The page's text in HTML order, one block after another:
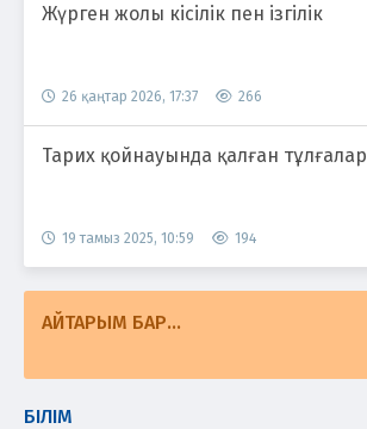
Жүрген жолы кісілік пен ізгілік
26 қаңтар 2026, 17:37 266
Тарих қойнауында қалған тұлғалар
19 тамыз 2025, 10:59 194
АЙТАРЫМ БАР...
БІЛІМ